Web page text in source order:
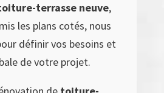
terrasse neuve,
les plans cotés, nous
définir vos besoins et
de votre projet.